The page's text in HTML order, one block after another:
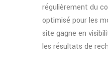
régulièrement du
optimisé pour les
site gagne en
les résultats de